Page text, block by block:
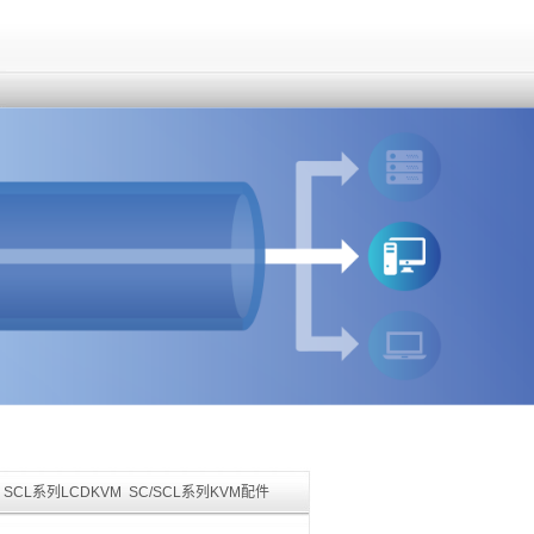
SCL系列LCDKVM SC/SCL系列KVM配件